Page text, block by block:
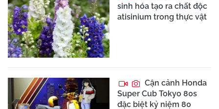
sinh hóa tạo ra chất độc
atisinium trong thực vật
Cận cảnh Honda
Super Cub Tokyo 80s
đặc biệt kỷ niệm 80